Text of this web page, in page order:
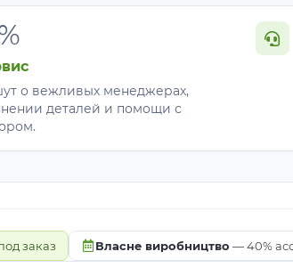
о вежливых менеджерах,
деталей и помощи с
заказ Власне виробництво — 40%